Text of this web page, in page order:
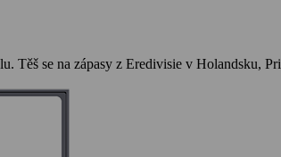
Těš se na zápasy z Eredivisie v Holandsku,